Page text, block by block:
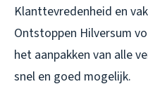
Klanttevredenheid en
Ontstoppen Hilversum
het aanpakken van alle
snel en goed mogelijk.